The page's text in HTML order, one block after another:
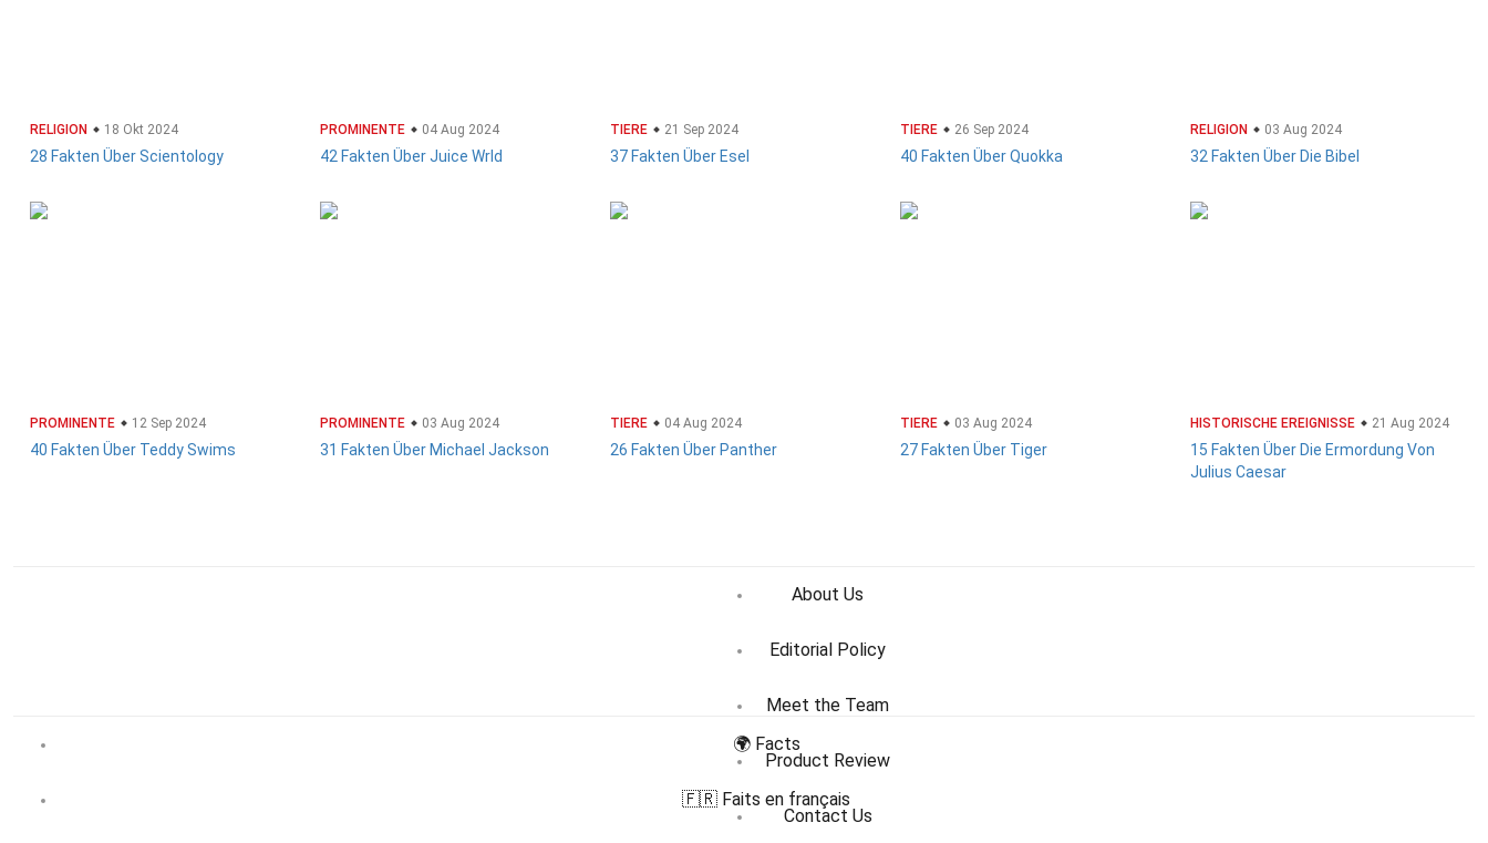
RELIGION 18 Okt 2024
28 Fakten Über Scientology
PROMINENTE 04 Aug 2024
42 Fakten Über Juice Wrld
TIERE 21 Sep 2024
37 Fakten Über Esel
TIERE 26 Sep 2024
40 Fakten Über Quokka
RELIGION 03 Aug 2024
32 Fakten Über Die Bibel
PROMINENTE 12 Sep 2024
40 Fakten Über Teddy Swims
PROMINENTE 03 Aug 2024
31 Fakten Über Michael Jackson
TIERE 04 Aug 2024
26 Fakten Über Panther
TIERE 03 Aug 2024
27 Fakten Über Tiger
HISTORISCHE EREIGNISSE 21 Aug 2024
15 Fakten Über Die Ermordung Von
Julius Caesar
About Us
Editorial Policy
Meet the Team
Product Review
Contact Us
🌍 Facts
🇫🇷 Faits en français